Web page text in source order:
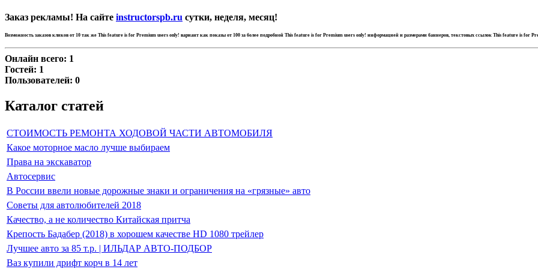
Заказ рекламы! На сайте instructorspb.ru сутки, неделя, месяц!
Возможность заказов кликов от 10 так же This feature is for Premium users only! вариант как показы от 100 за более подробной This feature is for Premium users only! информацией и размерами баннеров, текстовых ссылок This feature is for
Онлайн всего: 1
Гостей: 1
Пользователей: 0
Каталог статей
СТОИМОСТЬ РЕМОНТА ХОДОВОЙ ЧАСТИ АВТОМОБИЛЯ
Какое моторное масло лучше выбираем
Права на экскаватор
Автосервис
В России ввели новые дорожные знаки и ограничения на «грязные» авто
Советы для автолюбителей 2018
Качество, а не количество Китайская притча
Крепость Бадабер (2018) в хорошем качестве HD 1080 трейлер
Лучшее авто за 85 т.р. | ИЛЬДАР АВТО-ПОДБОР
Ваз купили дрифт корч в 14 лет